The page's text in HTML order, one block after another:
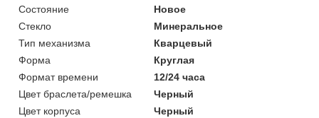
Состояние
Новое
Стекло
Минеральное
Тип механизма
Кварцевый
Форма
Круглая
Формат времени
12/24 часа
Цвет браслета/ремешка
Черный
Цвет корпуса
Черный